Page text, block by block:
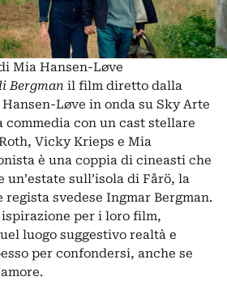
Mia Hansen-Løve
Bergman il film diretto dalla
Løve in onda su Sky Arte
commedia con un cast stellare
Vicky Krieps e Mia
è una coppia di cineasti che
sull’isola di Fårö, la
svedese Ingmar Bergman.
per i loro film,
luogo suggestivo realtà e
per confondersi, anche se